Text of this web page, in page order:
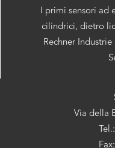
I primi sensori ad
cilindrici, dietro
Rechner
Via della